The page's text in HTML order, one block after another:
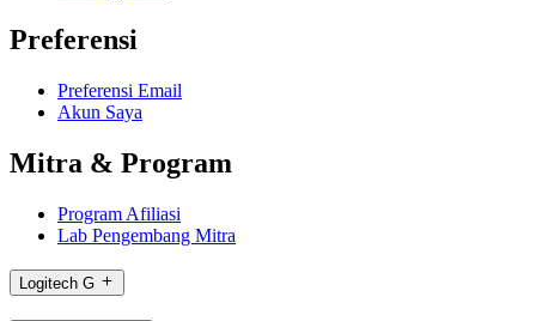
Preferensi
Preferensi Email
Akun Saya
Mitra & Program
Program Afiliasi
Lab Pengembang Mitra
Logitech G